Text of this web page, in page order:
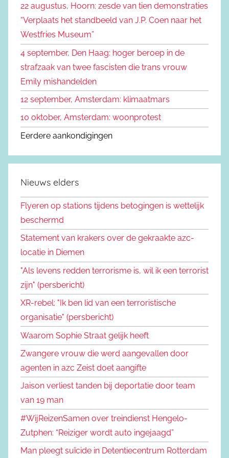
r
:
e
n
22 augustus, Hoorn: zesde van tien demonstraties
“Verplaats het standbeeld van J.P. Coen naar het
Westfries Museum”
4 september, Den Haag: hoger beroep in de
strafzaak van twee fascisten die trans vrouw
Emily mishandelden
12 september, Amsterdam: klimaatmars
10 oktober, Amsterdam: woonprotest
Eerdere aankondigingen
Nieuws elders
Flyeren op stations tijdens betogingen is wettelijk
beschermd
Statement van krakers over de gekraakte azc-
locatie in Diemen
"Als levens redden terrorisme is, wil ik een terrorist
zijn" (persbericht)
XR-rebel: "Ik ben lid van een terroristische
organisatie" (persbericht)
Waarom Sophie Straat gelijk heeft
Zwangere vrouw die werd aangevallen door
agenten in azc Zeist doet aangifte
Jaison verliest tanden bij deportatie door team
van 19 man
#WijReizenSamen over treindienst Hengelo-
Zutphen: “Reiziger wordt auto ingejaagd”
Man pleegt suïcide in Detentiecentrum Rotterdam